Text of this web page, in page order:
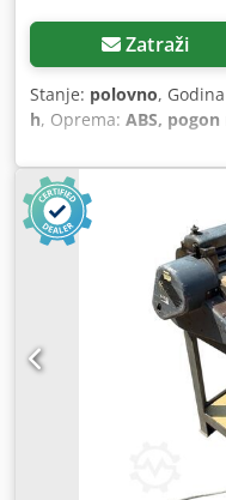
Zatraži
Stanje: polovno,
h, Oprema: ABS,